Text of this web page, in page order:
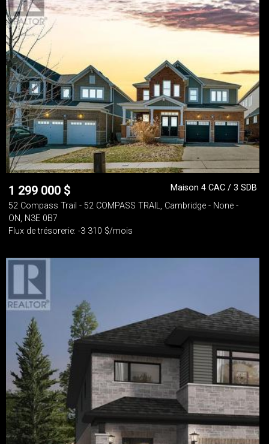
1 299 000 $
Maison 4 CAC / 3 SDB
52 Compass Trail - 52 COMPASS TRAIL, Cambridge - None -
ON, N3E 0B7
Flux de trésorerie: -3 310 $/mois